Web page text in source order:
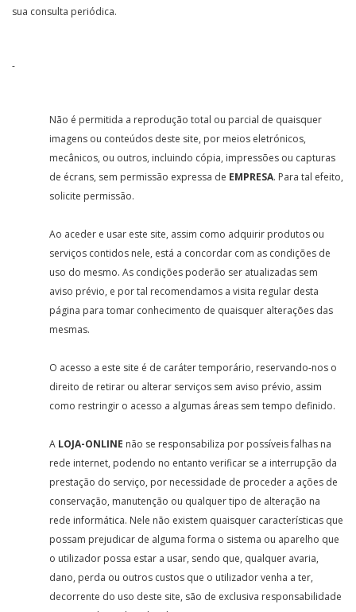
sua consulta periódica.
-
Não é permitida a reprodução total ou parcial de quaisquer
imagens ou conteúdos deste site, por meios eletrónicos,
mecânicos, ou outros, incluindo cópia, impressões ou capturas
de écrans, sem permissão expressa de EMPRESA. Para tal efeito,
solicite permissão.
Ao aceder e usar este site, assim como adquirir produtos ou
serviços contidos nele, está a concordar com as condições de
uso do mesmo. As condições poderão ser atualizadas sem
aviso prévio, e por tal recomendamos a visita regular desta
página para tomar conhecimento de quaisquer alterações das
mesmas.
O acesso a este site é de caráter temporário, reservando-nos o
direito de retirar ou alterar serviços sem aviso prévio, assim
como restringir o acesso a algumas áreas sem tempo definido.
A LOJA-ONLINE não se responsabiliza por possíveis falhas na
rede internet, podendo no entanto verificar se a interrupção da
prestação do serviço, por necessidade de proceder a ações de
conservação, manutenção ou qualquer tipo de alteração na
rede informática. Nele não existem quaisquer características que
possam prejudicar de alguma forma o sistema ou aparelho que
o utilizador possa estar a usar, sendo que, qualquer avaria,
dano, perda ou outros custos que o utilizador venha a ter,
decorrente do uso deste site, são de exclusiva responsabilidade